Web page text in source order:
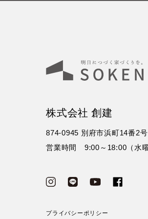
株式会社 創建
874-0945 別府市浜町14番2
営業時間 9:00～18:00（水
プライバシーポリシー